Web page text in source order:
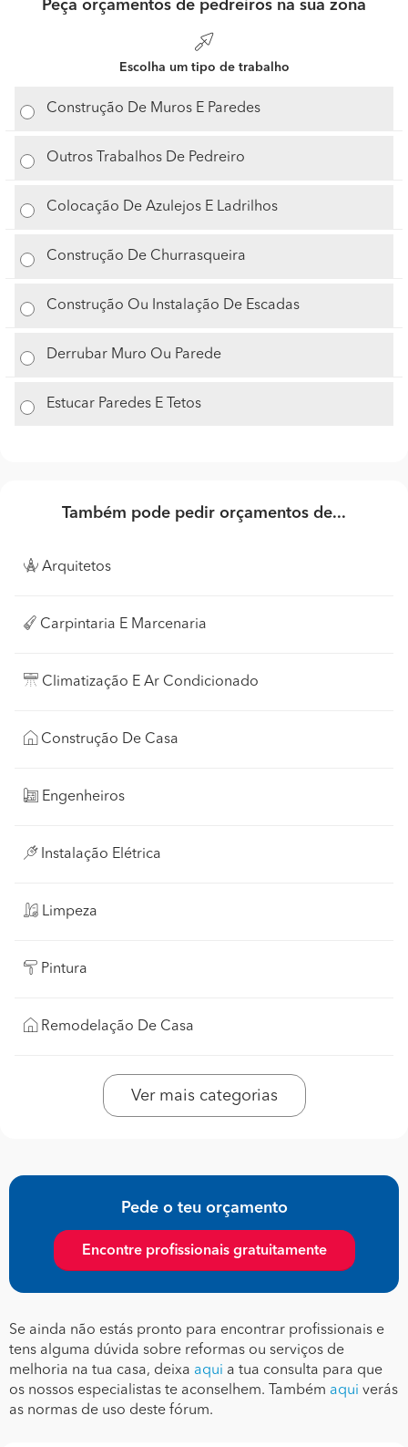
Peça orçamentos de pedreiros na sua zona
Escolha um tipo de trabalho
Construção De Muros E Paredes
Outros Trabalhos De Pedreiro
Colocação De Azulejos E Ladrilhos
Construção De Churrasqueira
Construção Ou Instalação De Escadas
Derrubar Muro Ou Parede
Estucar Paredes E Tetos
Também pode pedir orçamentos de...
Arquitetos
Carpintaria E Marcenaria
Climatização E Ar Condicionado
Construção De Casa
Engenheiros
Instalação Elétrica
Limpeza
Pintura
Remodelação De Casa
Ver mais categorias
Pede o teu orçamento
Encontre profissionais gratuitamente
Se ainda não estás pronto para encontrar profissionais e
tens alguma dúvida sobre reformas ou serviços de
melhoria na tua casa, deixa aqui a tua consulta para que
os nossos especialistas te aconselhem. Também aqui verás
as normas de uso deste fórum.